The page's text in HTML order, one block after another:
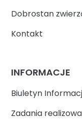
Dobrostan
Kontakt
INFORMACJE
Biuletyn
Zadania